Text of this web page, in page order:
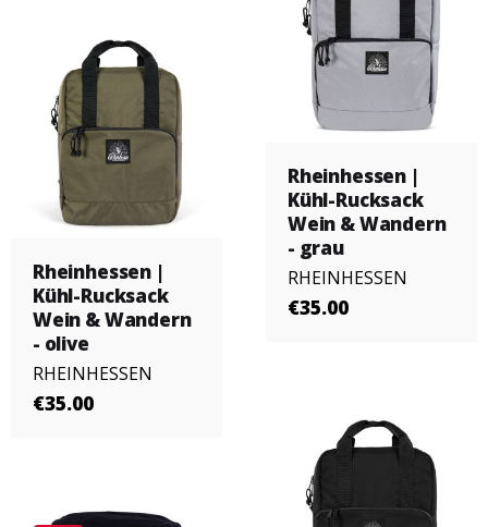
Rheinhessen |
Kühl-Rucksack
Wein & Wandern
- grau
RHEINHESSEN
€35.00
Rheinhessen |
Kühl-Rucksack
Wein & Wandern
- olive
RHEINHESSEN
€35.00